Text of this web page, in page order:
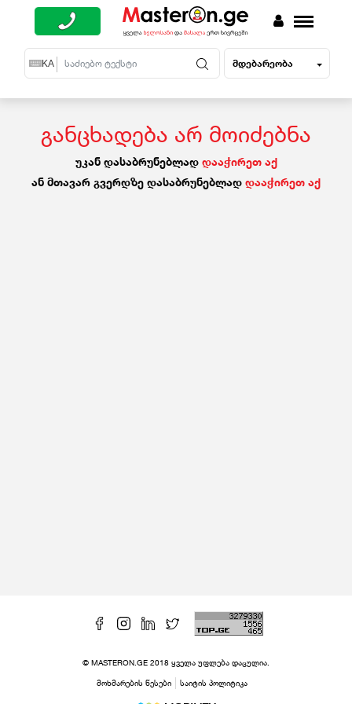
EN KA RU მდებარეობა
განცხადება არ მოიძებნა
უკან დასაბრუნებლად დააჭირეთ აქ
ან მთავარ გვერდზე დასაბრუნებლად დააჭირეთ აქ
© MASTERON.GE 2018 ყველა უფლება დაცულია.
მოხმარების წესები საიტის პოლიტიკა